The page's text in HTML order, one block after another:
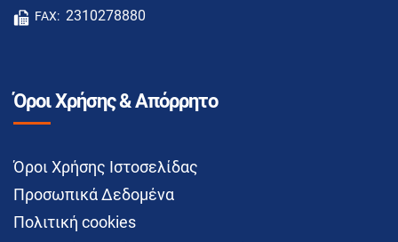
FAX: 2310278880
Όροι Χρήσης & Απόρρητο
Όροι Χρήσης Ιστοσελίδας
Προσωπικά Δεδομένα
Πολιτική cookies